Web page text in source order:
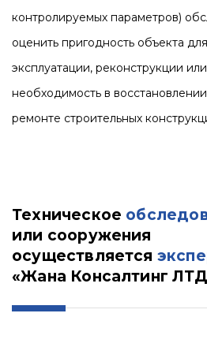
контролируемых параметров)
оценить пригодность объекта
эксплуатации, реконструкции
необходимость в
ремонте строительных
Техническое
или сооружения
осуществляется
«Жана Консалтинг